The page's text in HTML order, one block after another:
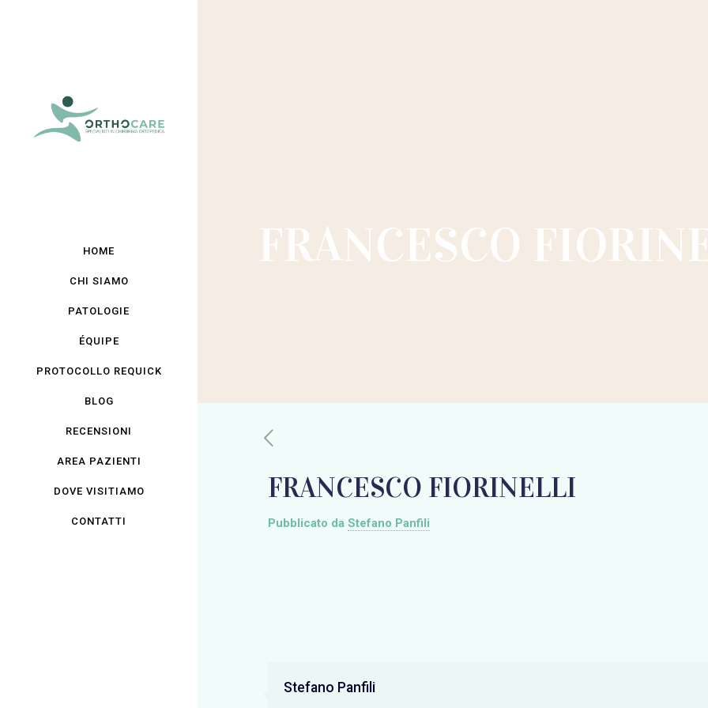
HOME
CHI SIAMO
PATOLOGIE
ÉQUIPE
PROTOCOLLO REQUICK
BLOG
RECENSIONI
AREA PAZIENTI
DOVE VISITIAMO
CONTATTI
FRANCESCO
FRANCESCO FIORINELLI
Pubblicato da Stefano Panfili
Stefano Panfili